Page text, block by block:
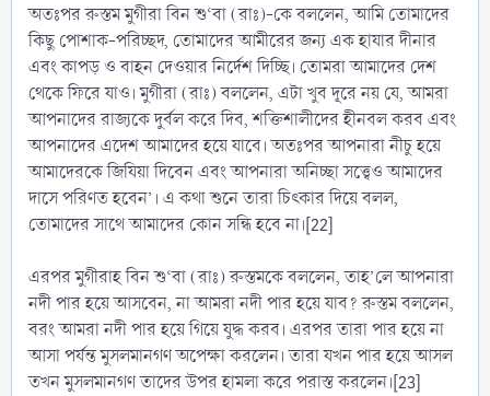
অতঃপর রুস্তম মুগীরা বিন শু‘বা (রাঃ)-কে বললেন, আমি তোমাদের
কিছু পোশাক-পরিচ্ছদ, তোমাদের আমীরের জন্য এক হাযার দীনার
এবং কাপড় ও বাহন দেওয়ার নির্দেশ দিচ্ছি। তোমরা আমাদের দেশ
থেকে ফিরে যাও। মুগীরা (রাঃ) বললেন, এটা খুব দূরে নয় যে, আমরা
আপনাদের রাজ্যকে দুর্বল করে দিব, শক্তিশালীদের হীনবল করব এবং
আপনাদের এদেশ আমাদের হয়ে যাবে। অতঃপর আপনারা নীচু হয়ে
আমাদেরকে জিযিয়া দিবেন এবং আপনারা অনিচ্ছা সত্ত্বেও আমাদের
দাসে পরিণত হবেন’। এ কথা শুনে তারা চিৎকার দিয়ে বলল,
তোমাদের সাথে আমাদের কোন সন্ধি হবে না।[22]
এরপর মুগীরাহ বিন শু‘বা (রাঃ) রুস্তমকে বললেন, তাহ’লে আপনারা
নদী পার হয়ে আসবেন, না আমরা নদী পার হয়ে যাব? রুস্তম বললেন,
বরং আমরা নদী পার হয়ে গিয়ে যুদ্ধ করব। এরপর তারা পার হয়ে না
আসা পর্যন্ত মুসলমানগণ অপেক্ষা করলেন। তারা যখন পার হয়ে আসল
তখন মুসলমানগণ তাদের উপর হামলা করে পরাস্ত করলেন।[23]